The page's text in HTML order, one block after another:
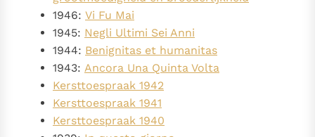
1946: Vi Fu Mai
1945: Negli Ultimi Sei Anni
1944: Benignitas et humanitas
1943: Ancora Una Quinta Volta
Kersttoespraak 1942
Kersttoespraak 1941
Kersttoespraak 1940